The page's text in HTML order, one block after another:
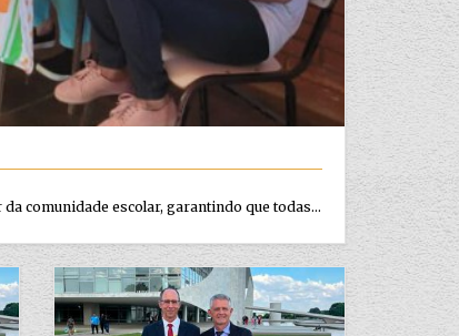
comunidade escolar, garantindo que todas...